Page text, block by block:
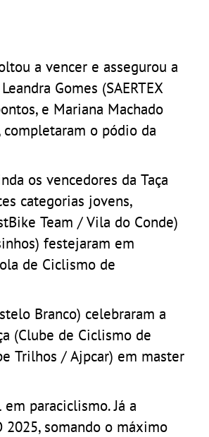
a vencer e assegurou a
Gomes (SAERTEX
e Mariana Machado
completaram o pódio da
os vencedores da Taça
categorias jovens,
Team / Vila do Conde)
festejaram em
de Ciclismo de
Branco) celebraram a
(Clube de Ciclismo de
Trilhos / Ajpcar) em master
paraciclismo. Já a
2025, somando o máximo